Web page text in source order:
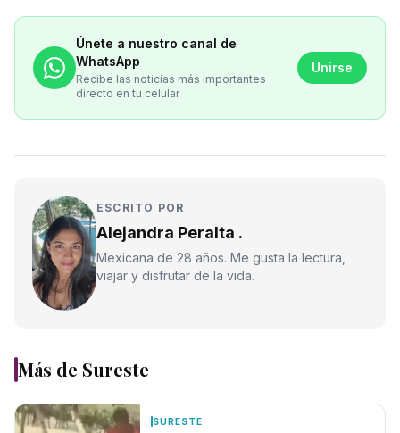
Únete a nuestro canal de
WhatsApp
Recibe las noticias más importantes
directo en tu celular
Unirse
ESCRITO POR
Alejandra Peralta .
Mexicana de 28 años. Me gusta la lectura,
viajar y disfrutar de la vida.
Más de Sureste
SURESTE